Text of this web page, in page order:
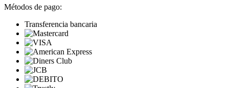
Métodos de pago:
Transferencia bancaria